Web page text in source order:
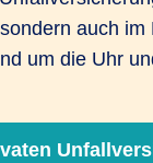
auch im
um die Uhr